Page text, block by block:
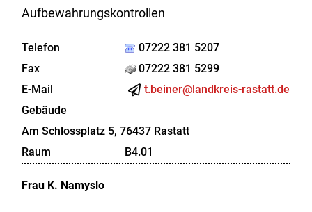
Aufbewahrungskontrollen
Telefon
07222 381 5207
Fax
07222 381 5299
E-Mail
t.beiner@landkreis-rastatt.de
Gebäude
Am Schlossplatz 5, 76437 Rastatt
Raum
B4.01
Frau K. Namyslo